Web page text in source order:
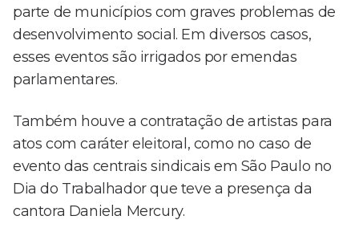
parte de municípios com graves problemas de
desenvolvimento social. Em diversos casos,
esses eventos são irrigados por emendas
parlamentares.
Também houve a contratação de artistas para
atos com caráter eleitoral, como no caso de
evento das centrais sindicais em São Paulo no
Dia do Trabalhador que teve a presença da
cantora Daniela Mercury.